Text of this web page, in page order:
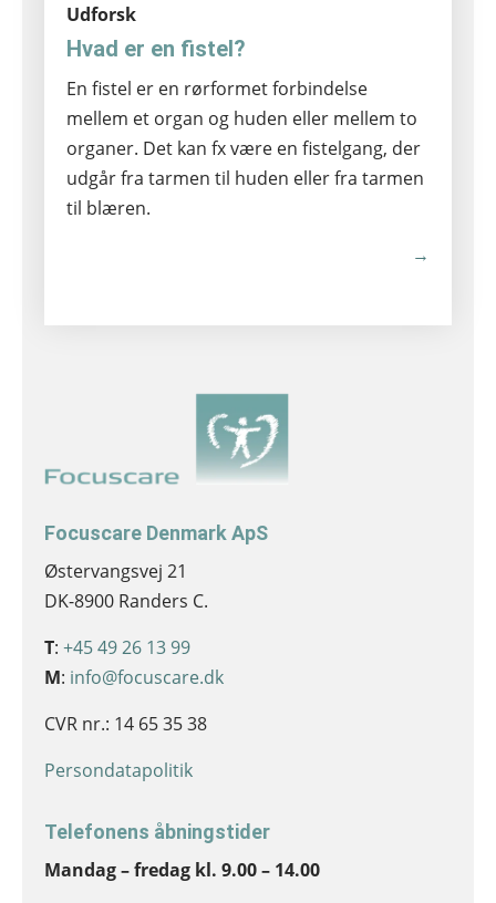
Udforsk
Hvad er en fistel?
En fistel er en rørformet forbindelse
mellem et organ og huden eller mellem to
organer. Det kan fx være en fistelgang, der
udgår fra tarmen til huden eller fra tarmen
til blæren.
→
Focuscare Denmark ApS
Østervangsvej 21
DK-8900 Randers C.
T:+45 49 26 13 99
M: info@focuscare.dk
CVR nr.: 14 65 35 38
Persondatapolitik
Telefonens åbningstider
Mandag – fredag kl. 9.00 – 14.00